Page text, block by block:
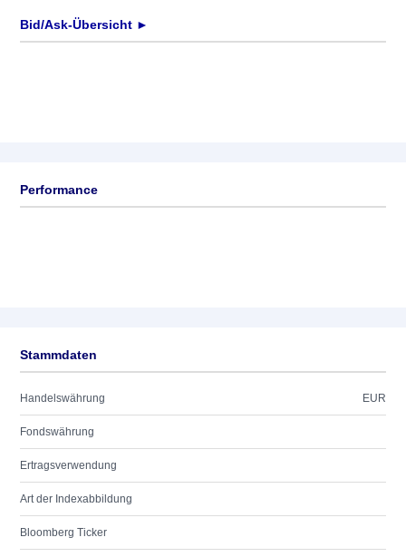
Bid/Ask-Übersicht ►
Performance
Stammdaten
Handelswährung EUR
Fondswährung
Ertragsverwendung
Art der Indexabbildung
Bloomberg Ticker